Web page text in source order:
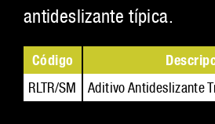
antideslizante típica.
Código
RLTR/SM
Aditivo Antideslizante